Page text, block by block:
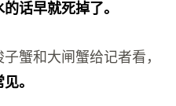
话早就死掉了。
蟹和大闸蟹给记者看，
。